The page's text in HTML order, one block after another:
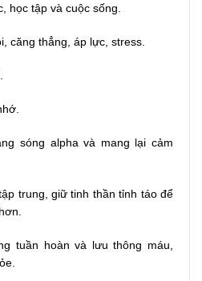
học tập và cuộc sống.
căng thẳng, áp lực, stress.
sóng alpha và mang lại cảm
trung, giữ tinh thần tỉnh táo để
tuần hoàn và lưu thông máu,